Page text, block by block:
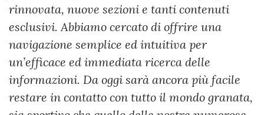
rinnovata, nuove sezioni e tanti contenuti
esclusivi. Abbiamo cercato di offrire una
navigazione semplice ed intuitiva per
un’efficace ed immediata ricerca delle
informazioni. Da oggi sarà ancora più facile
restare in contatto con tutto il mondo granata,